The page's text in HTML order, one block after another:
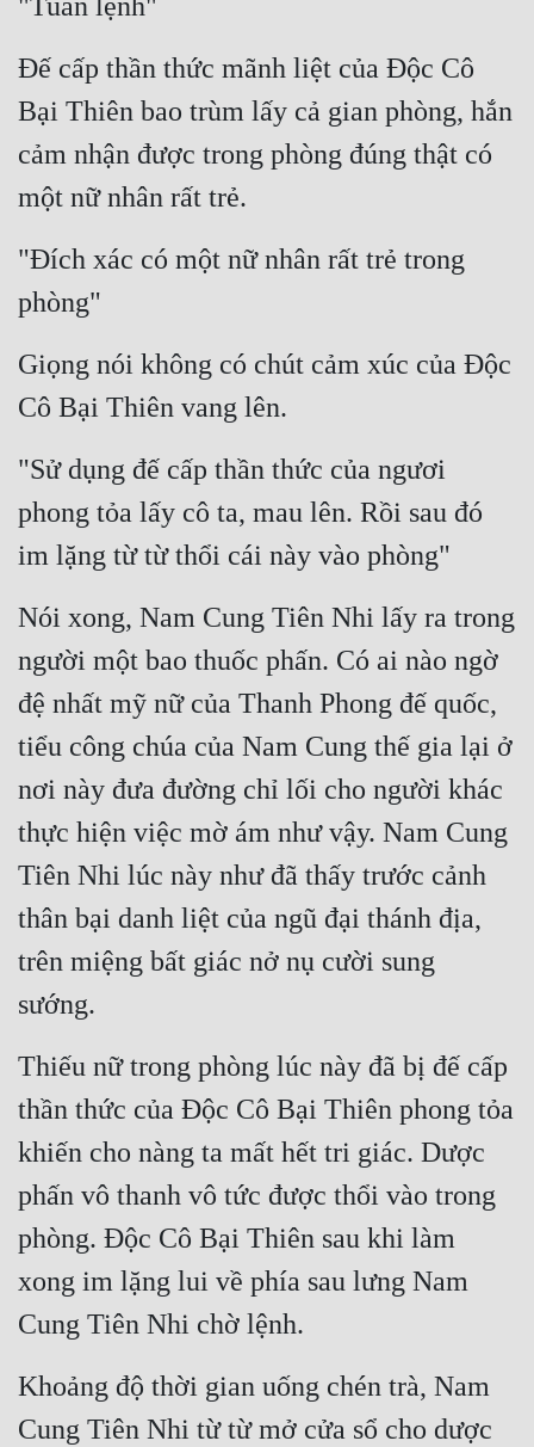
"Tuân lệnh"
Đế cấp thần thức mãnh liệt của Độc Cô
Bại Thiên bao trùm lấy cả gian phòng, hắn
cảm nhận được trong phòng đúng thật có
một nữ nhân rất trẻ.
"Đích xác có một nữ nhân rất trẻ trong
phòng"
Giọng nói không có chút cảm xúc của Độc
Cô Bại Thiên vang lên.
"Sử dụng đế cấp thần thức của ngươi
phong tỏa lấy cô ta, mau lên. Rồi sau đó
im lặng từ từ thổi cái này vào phòng"
Nói xong, Nam Cung Tiên Nhi lấy ra trong
người một bao thuốc phấn. Có ai nào ngờ
đệ nhất mỹ nữ của Thanh Phong đế quốc,
tiểu công chúa của Nam Cung thế gia lại ở
nơi này đưa đường chỉ lối cho người khác
thực hiện việc mờ ám như vậy. Nam Cung
Tiên Nhi lúc này như đã thấy trước cảnh
thân bại danh liệt của ngũ đại thánh địa,
trên miệng bất giác nở nụ cười sung
sướng.
Thiếu nữ trong phòng lúc này đã bị đế cấp
thần thức của Độc Cô Bại Thiên phong tỏa
khiến cho nàng ta mất hết tri giác. Dược
phấn vô thanh vô tức được thổi vào trong
phòng. Độc Cô Bại Thiên sau khi làm
xong im lặng lui về phía sau lưng Nam
Cung Tiên Nhi chờ lệnh.
Khoảng độ thời gian uống chén trà, Nam
Cung Tiên Nhi từ từ mở cửa sổ cho dược